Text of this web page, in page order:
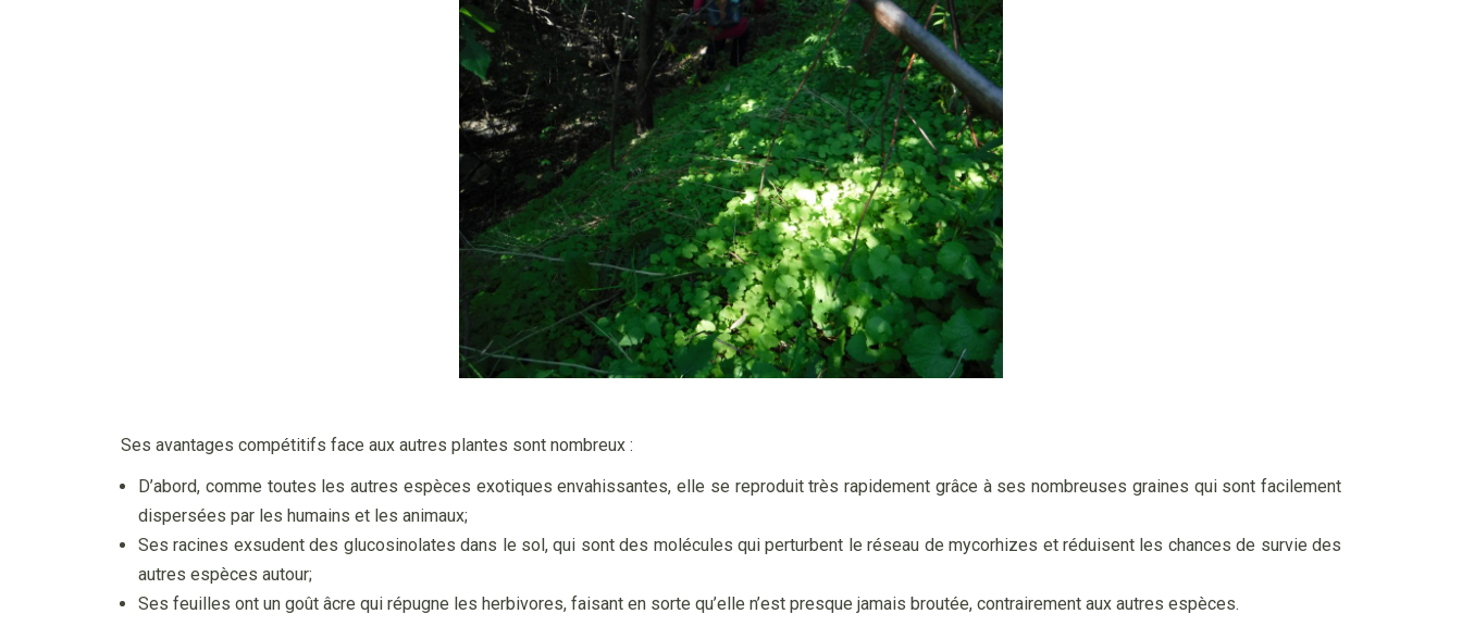
Ses avantages compétitifs face aux autres plantes sont nombreux :
D’abord, comme toutes les autres espèces exotiques envahissantes, elle se reproduit très rapidement grâce à ses nombreuses graines qui sont facilement
dispersées par les humains et les animaux;
Ses racines exsudent des glucosinolates dans le sol, qui sont des molécules qui perturbent le réseau de mycorhizes et réduisent les chances de survie des
autres espèces autour;
Ses feuilles ont un goût âcre qui répugne les herbivores, faisant en sorte qu’elle n’est presque jamais broutée, contrairement aux autres espèces.